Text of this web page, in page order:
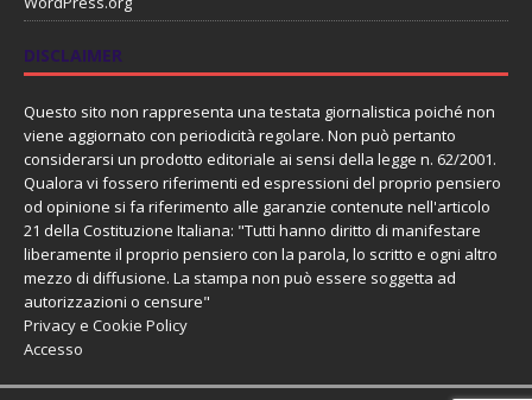
DISCLAIMER
Questo sito non rappresenta una testata giornalistica poiché non
viene aggiornato con periodicità regolare. Non può pertanto
considerarsi un prodotto editoriale ai sensi della legge n. 62/2001.
Qualora vi fossero riferimenti ed espressioni del proprio pensiero
od opinione si fa riferimento alle garanzie contenute nell'articolo
21 della Costituzione Italiana: "Tutti hanno diritto di manifestare
liberamente il proprio pensiero con la parola, lo scritto e ogni altro
mezzo di diffusione. La stampa non può essere soggetta ad
autorizzazioni o censure"
Privacy e Cookie Policy
Accesso